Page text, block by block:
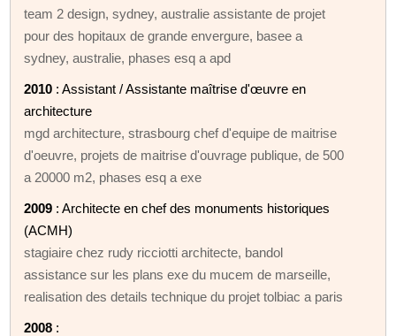
team 2 design, sydney, australie assistante de projet
pour des hopitaux de grande envergure, basee a
sydney, australie, phases esq a apd
2010 : Assistant / Assistante maîtrise d'œuvre en
architecture
mgd architecture, strasbourg chef d'equipe de maitrise
d'oeuvre, projets de maitrise d'ouvrage publique, de 500
a 20000 m2, phases esq a exe
2009 : Architecte en chef des monuments historiques
(ACMH)
stagiaire chez rudy ricciotti architecte, bandol
assistance sur les plans exe du mucem de marseille,
realisation des details technique du projet tolbiac a paris
2008 :